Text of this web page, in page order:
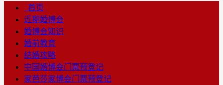
首页
近期婚博会
婚博会知识
婚前教育
结婚攻略
中国婚博会门票预登记
家芭莎家博会门票预登记